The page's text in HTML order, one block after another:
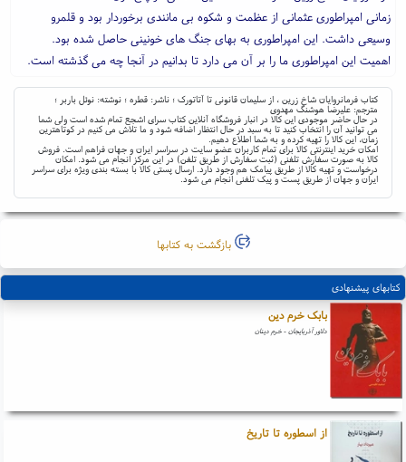
زمانی امپراطوری عثمانی از عظمت و شکوه بی مانندی برخوردار بود و قلمرو
وسیعی داشت. این امپراطوری به بهای جنگ های خونینی حاصل شده بود.
اهمیت این امپراطوری ما را بر آن می دارد تا بدانیم در آنجا چه می گذشته است.
کتاب فرمانروایان شاخ زرین ، از سلیمان قانونی تا آتاتورک ؛ ناشر: قطره ؛ نوشته: نوئل باربر ؛
مترجم: علیرضا هوشنگ مهدوی
در حال حاضر موجودی این کالا در انبار فروشگاه آنلاین کتاب سرای اشجع تمام شده است ولی شما
می توانید آن را انتخاب کنید تا به سبد در حال انتظار اضافه شود و ما تلاش می کنیم در کوتاهترین
زمان، این کالا را تهیه کرده و به شما اطلاع دهیم.
امکان خرید اینترنتی کالا برای تمام کاربران عضو سایت در سراسر ایران و جهان فراهم است. فروش
کالا به صورت سفارش تلفنی (ثبت سفارش از طریق تلفن) در این مرکز انجام می شود. امکان
درخواست و تهیه کالا از طریق پیامک هم وجود دارد. ارسال پستی کالا با بسته بندی ویژه برای سراسر
ایران و جهان از طریق پست و پیک تلفنی انجام می شود.
بازگشت به کتابها
کتابهای پیشنهادی
بابک خرم دین
دلاور آذربایجان - خرم دینان
از اسطوره تا تاریخ